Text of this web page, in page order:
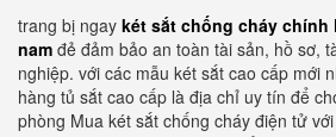
trang bị ngay két sắt chống cháy chính
nam đẻ đảm bảo an toàn tài sản, hồ sơ,
nghiệp. với các mẫu két sắt cao cấp mới
hàng tủ sắt cao cấp là địa chỉ uy tín để
phòng Mua két sắt chống cháy điện tử